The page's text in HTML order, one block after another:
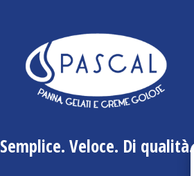
Semplice. Veloce. Di qualità.